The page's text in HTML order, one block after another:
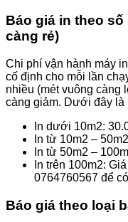
Báo giá in theo
càng rẻ)
Chi phí vận hành máy
cố định cho mỗi lần
nhiều (mét vuông càng
càng giảm. Dưới đây là
In dưới 10m2:
In từ 10m2 –
In từ 50m2 –
In trên 100m2:
0764760567 để
Báo giá theo loại